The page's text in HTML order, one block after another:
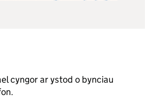
cyngor ar ystod o bynciau